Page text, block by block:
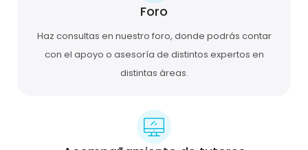
Foro
Haz consultas en nuestro foro, donde podrás contar
con el apoyo o asesoría de distintos expertos en
distintas áreas.